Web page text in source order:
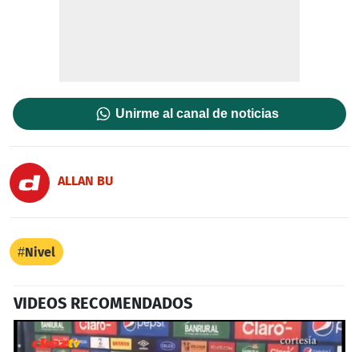
Unirme al canal de noticias
ALLAN BU
Nivel
VIDEOS RECOMENDADOS